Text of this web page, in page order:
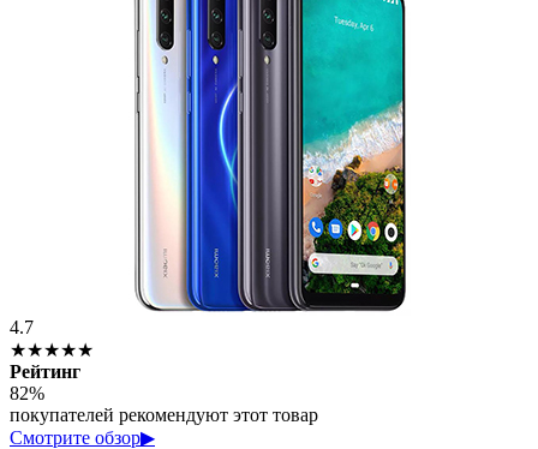
4.7
★★★★★
Рейтинг
82%
покупателей рекомендуют этот товар
Смотрите обзор▶